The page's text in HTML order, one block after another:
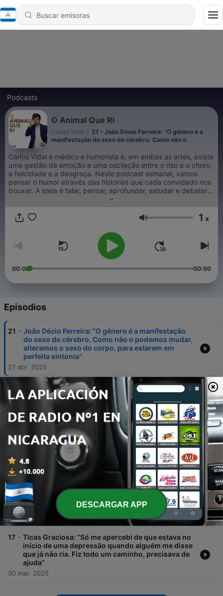
Podcasts
O Animal Que Ri
Carlos Vidal
21 - João Décio Ferreira: “O género é a
manifestação do sexo do cérebro. Como não o
estarem em perfeita sintonia”
Carlos Vidal é médico e humorista e, em ambas as artes, existe
uma gestão da emoção e uma oscilação entre o riso e o choro,
a felicidade e a desgraça. Neste podcast semanal, vamos
pensar o humor através das histórias que cada convidado nos
trouxer. A ideia é falar, pensar, aprofundar, estudar e debater o
riso e, se tudo correr bem... não chegar a conclusão nenhuma.
Volumen 1 x
00:00 00:00
Episodios
21 - João Décio Ferreira: “O género é a manifestação
do sexo do cérebro. Como não o podemos mudar,
alteramos o sexo do corpo, para estarem em
perfeita sintonia”
27 abr. 2025
20
"O sorriso tornou-se a minha arma. Como não
consigo bater numa pessoa que esteja chateada
comigo, rio-me da situação”
17 abr. 2025
19 - Sérgio Melo: “Pode haver riso e boa disposição na
guerra, ali somos todos iguais, todos parceiros.
Quando um está triste ou feliz, estamos todos”
13 abr. 2025
- Pedro Paixão: “Tenho uma dívida de gratidão às
mulheres, elas salvam-me. Já teria morrido, com
certeza. Uma paisagem sem mulheres é
assustadora”
06 abr. 2025
17 - Ticas Graciosa: “Só me apercebi de que estava no
início de uma depressão quando alguém me disse
que já não ria. Fiz todo um caminho, precisava de
ajuda”
30 mar. 2025
DESCARGAR APP